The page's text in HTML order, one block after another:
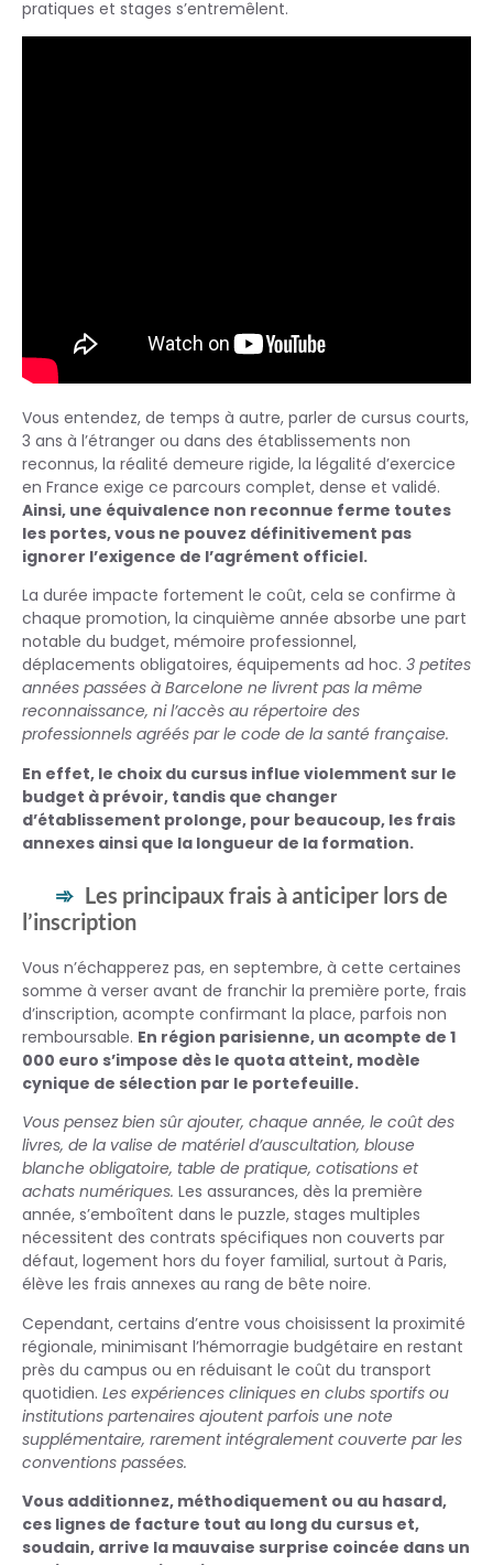
pratiques et stages s’entremêlent.
Vous entendez, de temps à autre, parler de cursus courts,
3 ans à l’étranger ou dans des établissements non
reconnus, la réalité demeure rigide, la légalité d’exercice
en France exige ce parcours complet, dense et validé.
Ainsi, une équivalence non reconnue ferme toutes
les portes, vous ne pouvez définitivement pas
ignorer l’exigence de l’agrément officiel.
La durée impacte fortement le coût, cela se confirme à
chaque promotion, la cinquième année absorbe une part
notable du budget, mémoire professionnel,
déplacements obligatoires, équipements ad hoc. 3 petites
années passées à Barcelone ne livrent pas la même
reconnaissance, ni l’accès au répertoire des
professionnels agréés par le code de la santé française.
En effet, le choix du cursus influe violemment sur le
budget à prévoir, tandis que changer
d’établissement prolonge, pour beaucoup, les frais
annexes ainsi que la longueur de la formation.
Les principaux frais à anticiper lors de
l’inscription
Vous n’échapperez pas, en septembre, à cette certaines
somme à verser avant de franchir la première porte, frais
d’inscription, acompte confirmant la place, parfois non
remboursable. En région parisienne, un acompte de 1
000 euro s’impose dès le quota atteint, modèle
cynique de sélection par le portefeuille.
Vous pensez bien sûr ajouter, chaque année, le coût des
livres, de la valise de matériel d’auscultation, blouse
blanche obligatoire, table de pratique, cotisations et
achats numériques. Les assurances, dès la première
année, s’emboîtent dans le puzzle, stages multiples
nécessitent des contrats spécifiques non couverts par
défaut, logement hors du foyer familial, surtout à Paris,
élève les frais annexes au rang de bête noire.
Cependant, certains d’entre vous choisissent la proximité
régionale, minimisant l’hémorragie budgétaire en restant
près du campus ou en réduisant le coût du transport
quotidien. Les expériences cliniques en clubs sportifs ou
institutions partenaires ajoutent parfois une note
supplémentaire, rarement intégralement couverte par les
conventions passées.
Vous additionnez, méthodiquement ou au hasard,
ces lignes de facture tout au long du cursus et,
soudain, arrive la mauvaise surprise coincée dans un